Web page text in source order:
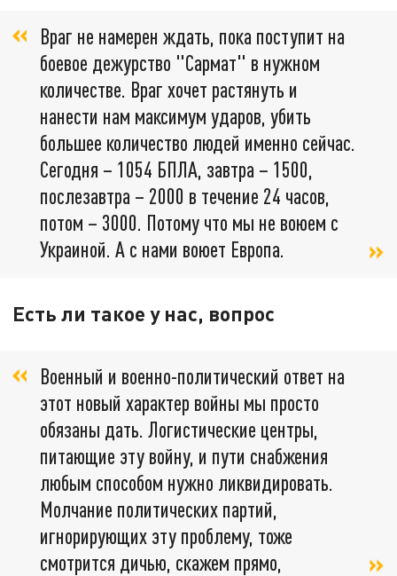
Враг не намерен ждать, пока поступит на
боевое дежурство "Сармат" в нужном
количестве. Враг хочет растянуть и
нанести нам максимум ударов, убить
большее количество людей именно сейчас.
Сегодня – 1054 БПЛА, завтра – 1500,
послезавтра – 2000 в течение 24 часов,
потом – 3000. Потому что мы не воюем с
Украиной. А с нами воюет Европа.
Есть ли такое у нас, вопрос
Военный и военно-политический ответ на
этот новый характер войны мы просто
обязаны дать. Логистические центры,
питающие эту войну, и пути снабжения
любым способом нужно ликвидировать.
Молчание политических партий,
игнорирующих эту проблему, тоже
смотрится дичью, скажем прямо,